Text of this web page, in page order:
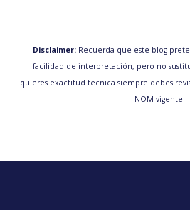
Disclaimer: Recuerda que este blog
facilidad de interpretación, pero no
quieres exactitud técnica siempre debes
NOM vigente.